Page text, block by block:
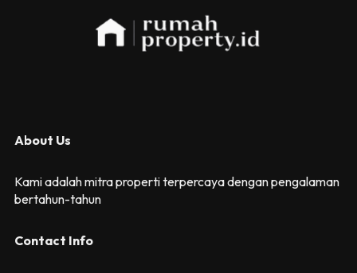
About Us
Kami adalah mitra properti terpercaya dengan pengalaman
bertahun-tahun
Contact Info